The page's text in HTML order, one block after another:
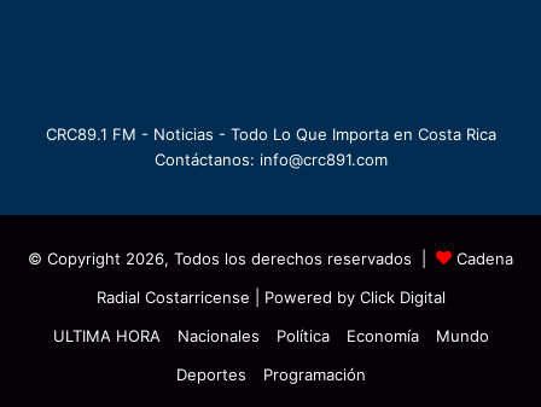
CRC89.1 FM - Noticias - Todo Lo Que Importa en Costa Rica
Contáctanos: info@crc891.com
© Copyright 2026, Todos los derechos reservados |
Cadena
Radial Costarricense | Powered by Click Digital
ULTIMA HORA
Nacionales Política Economía
Mundo
Deportes
Programación